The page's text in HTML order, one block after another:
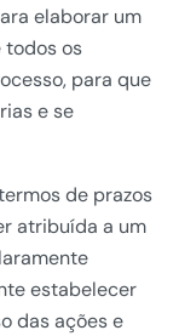
elaborar um
todos os
para que
e se
de prazos
atribuída a um
estabelecer
das ações e